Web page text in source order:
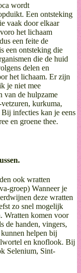
wordt
Een ontsteking
vaak door elkaar
het lichaam
een feite de
een ontsteking die
die de huid
delen en
het lichaam. Er zijn
je niet mee
van de hulpzame
kurkuma,
infecties kan je eens
en groene thee.
ook wratten
groep) Wanneer je
deze wratten
zo snel mogelijk
Wratten komen voor
de handen, vingers,
helpen bij
en knoflook. Bij
Selenium, Sint-